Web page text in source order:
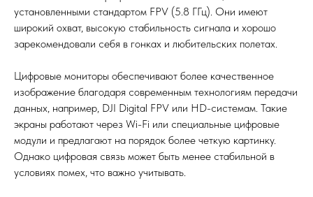
установленными стандартом FPV (5.8 ГГц). Они имеют
широкий охват, высокую стабильность сигнала и хорошо
зарекомендовали себя в гонках и любительских полетах.
Цифровые мониторы обеспечивают более качественное
изображение благодаря современным технологиям передачи
данных, например, DJI Digital FPV или HD-системам. Такие
экраны работают через Wi-Fi или специальные цифровые
модули и предлагают на порядок более четкую картинку.
Однако цифровая связь может быть менее стабильной в
условиях помех, что важно учитывать.